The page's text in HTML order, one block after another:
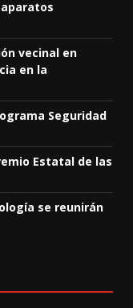
vecinal en
en la
Seguridad
Estatal de las
se reunirán